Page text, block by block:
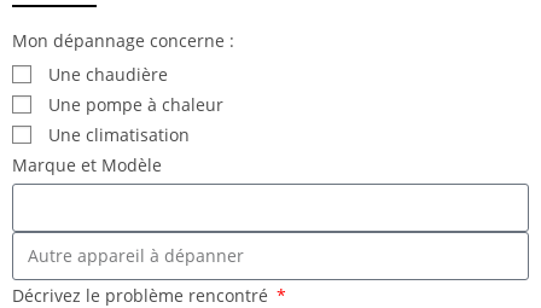
Mon dépannage concerne :
Une chaudière
Une pompe à chaleur
Une climatisation
Marque et Modèle
Décrivez le problème rencontré